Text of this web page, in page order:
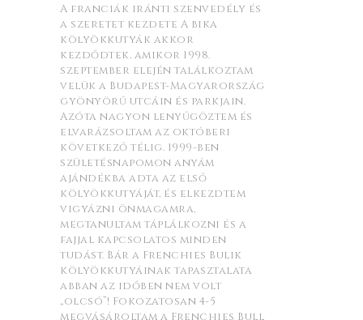
A franciák iránti szenvedély és
a szeretet kezdete A bika
kölyökkutyák akkor
kezdődtek, amikor 1998.
szeptember elején találkoztam
velük a Budapest-Magyarország
gyönyörű utcáin és parkjain.
Azóta nagyon lenyűgöztem és
elvarázsoltam az októberi
következő télig. 1999-ben
születésnapomon anyám
ajándékba adta az első
kölyökkutyáját, és elkezdtem
vigyázni önmagamra,
megtanultam táplálkozni és a
fajjal kapcsolatos minden
tudást. Bár a Frenchies Bulik
kölyökkutyáinak tapasztalata
abban az időben nem volt
„olcsó”! Fokozatosan 4-5
megvásároltam a Frenchies Bull